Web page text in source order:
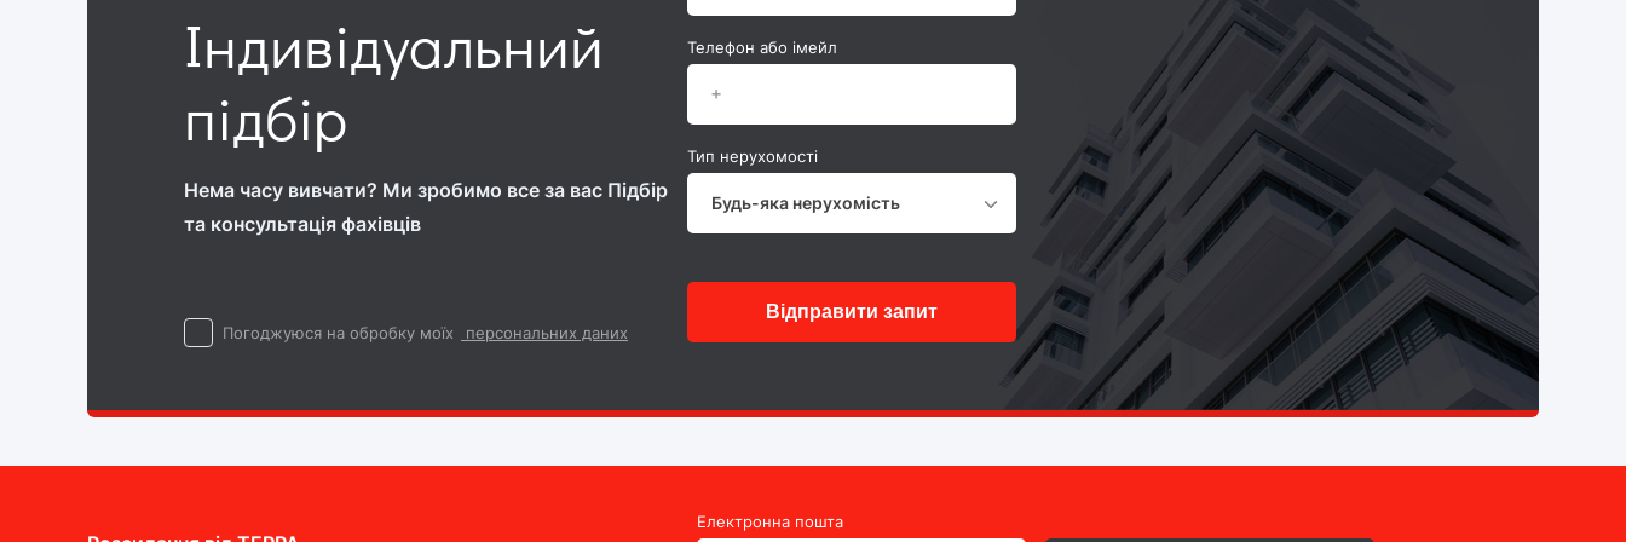
Індивідуальний
підбір
Нема часу вивчати? Ми зробимо все за вас Підбір
та консультація фахівців
Телефон або імейл
Тип нерухомості
Будь-яка нерухомість
Відправити запит
Погоджуюся на обробку моїх персональних даних
Електронна пошта